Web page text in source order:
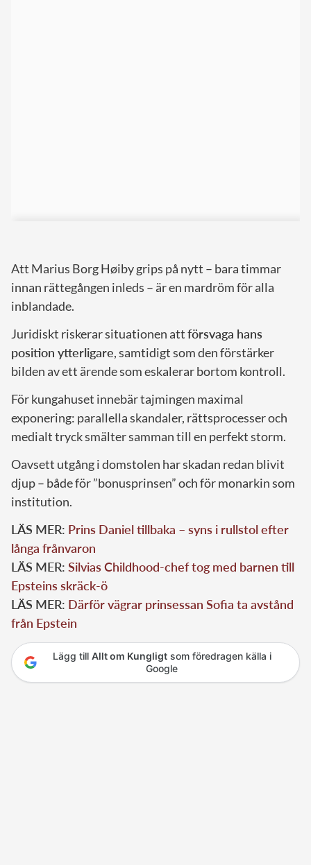
Att Marius Borg Høiby grips på nytt – bara timmar
innan rättegången inleds – är en mardröm för alla
inblandade.
Juridiskt riskerar situationen attförsvaga hans
position ytterligare, samtidigt som den förstärker
bilden av ett ärende som eskalerar bortom kontroll.
För kungahuset innebär tajmingen maximal
exponering: parallella skandaler, rättsprocesser och
medialt tryck smälter samman till en perfekt storm.
Oavsett utgång i domstolen har skadan redan blivit
djup – både för ”bonusprinsen” och för monarkin som
institution.
LÄS MER: Prins Daniel tillbaka – syns i rullstol efter
långa frånvaron
LÄS MER: Silvias Childhood-chef tog med barnen till
Epsteins skräck-ö
LÄS MER: Därför vägrar prinsessan Sofia ta avstånd
från Epstein
Lägg till Allt om Kungligtsom föredragen källa i
Google